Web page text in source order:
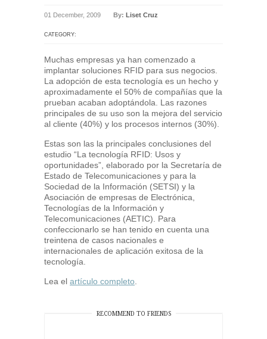
01 December, 2009 By: Liset Cruz
CATEGORY:
Muchas empresas ya han comenzado a
implantar soluciones RFID para sus negocios.
La adopción de esta tecnología es un hecho y
aproximadamente el 50% de compañías que la
prueban acaban adoptándola. Las razones
principales de su uso son la mejora del servicio
al cliente (40%) y los procesos internos (30%).
Estas son las la principales conclusiones del
estudio “La tecnología RFID: Usos y
oportunidades”, elaborado por la Secretaría de
Estado de Telecomunicaciones y para la
Sociedad de la Información (SETSI) y la
Asociación de empresas de Electrónica,
Tecnologías de la Información y
Telecomunicaciones (AETIC). Para
confeccionarlo se han tenido en cuenta una
treintena de casos nacionales e
internacionales de aplicación exitosa de la
tecnología.
Lea el artículo completo
RECOMMEND TO FRIENDS